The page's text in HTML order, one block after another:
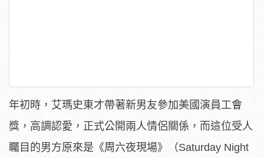
年初時，艾瑪史東才帶著新男友參加美國演員工會
獎，高調認愛，正式公開兩人情侶關係，而這位受人
矚目的男方原來是《周六夜現場》（Saturday Night